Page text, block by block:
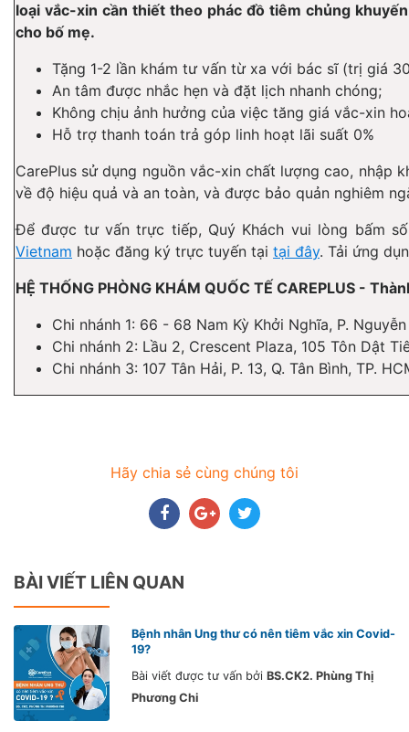
loại vắc-xin cần thiết theo phác đồ tiêm chủng
cho bố mẹ.
Tặng 1-2 lần khám tư vấn từ xa với bác sĩ (trị giá
An tâm được nhắc hẹn và đặt lịch nhanh chóng;
Không chịu ảnh hưởng của việc tăng giá vắc-xin
Hỗ trợ thanh toán trả góp linh hoạt lãi suất 0%
CarePlus sử dụng nguồn vắc-xin chất lượng cao,
về độ hiệu quả và an toàn, và được bảo quản nghiêm
Để được tư vấn trực tiếp, Quý Khách vui lòng bấm
Vietnam hoặc đăng ký trực tuyến tại tại đây. Tải ứng
HỆ THỐNG PHÒNG KHÁM QUỐC TẾ CAREPLUS -
Chi nhánh 1: 66 - 68 Nam Kỳ Khởi Nghĩa, P.
Chi nhánh 2: Lầu 2, Crescent Plaza, 105 Tôn Dật
Chi nhánh 3: 107 Tân Hải, P. 13, Q. Tân Bình, TP.
Hãy chia sẻ cùng chúng tôi
BÀI VIẾT LIÊN QUAN
Bệnh nhân Ung thư có nên tiêm vắc xin Covid-
19?
Bài viết được tư vấn bởi BS.CK2. Phùng Thị
Phương Chi